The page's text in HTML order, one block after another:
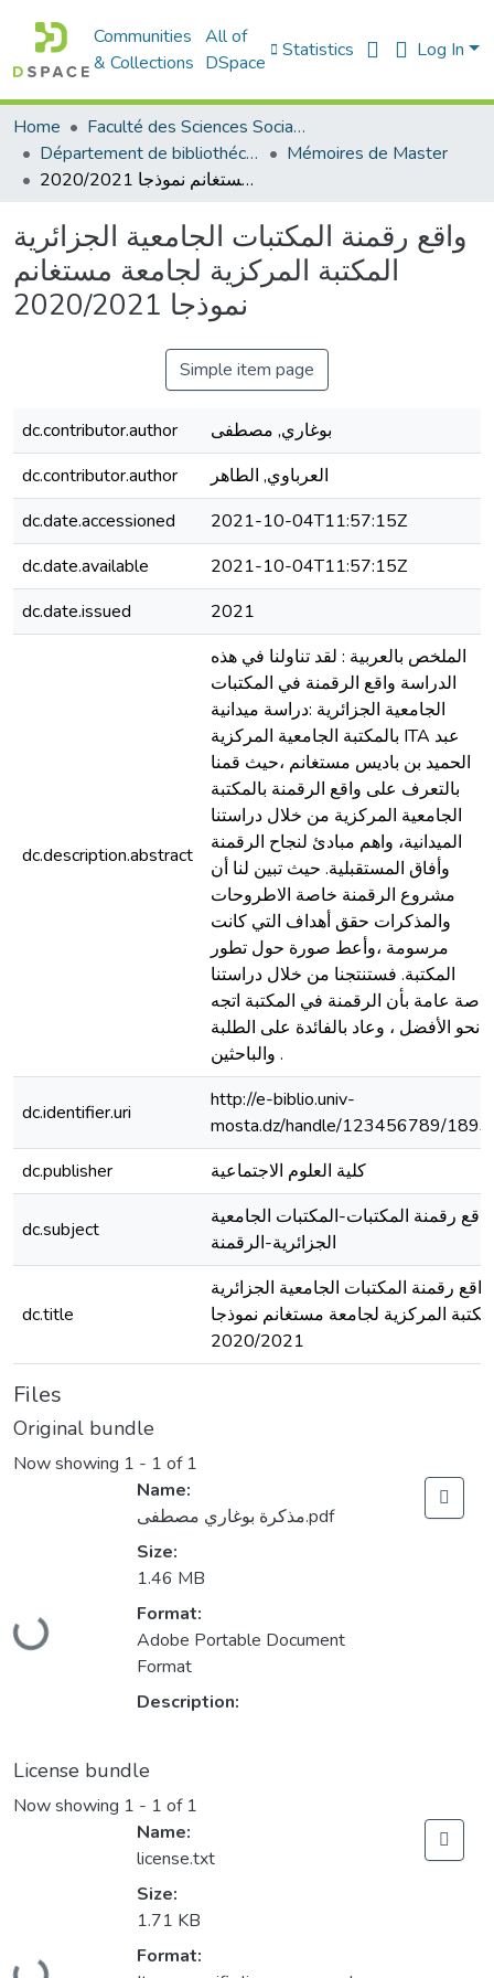
Communities
& Collections
All of
DSpace
Statistics Log In
Home
Faculté des Sciences Sociales
Département de bibliothéconomie
Mémoires de Master
واقع رقمنة المكتبات الجامعية الجزائرية المكتبة المركزية لجامعة مستغانم نموذجا 2020/2021
واقع رقمنة المكتبات الجامعية الجزائرية
المكتبة المركزية لجامعة مستغانم
نموذجا 2020/2021
Simple item page
dc.contributor.author
بوغاري, مصطفى
dc.contributor.author
العرباوي, الطاهر
dc.date.accessioned
2021-10-04T11:57:15Z
dc.date.available
2021-10-04T11:57:15Z
dc.date.issued
2021
dc.description.abstract
الملخص بالعربية : لقد تناولنا في هذه
الدراسة واقع الرقمنة في المكتبات
الجامعية الجزائرية :دراسة ميدانية
بالمكتبة الجامعية المركزية ITA عبد
الحميد بن باديس مستغانم ،حيث قمنا
بالتعرف على واقع الرقمنة بالمكتبة
الجامعية المركزية من خلال دراستنا
الميدانية، واهم مبادئ لنجاح الرقمنة
وأفاق المستقبلية. حيث تبين لنا أن
مشروع الرقمنة خاصة الاطروحات
والمذكرات حقق أهداف التي كانت
مرسومة ،وأعط صورة حول تطور
المكتبة. فستنتجنا من خلال دراستنا
عامة بأن الرقمنة في المكتبة اتجه
نحو الأفضل ، وعاد بالفائدة على الطلبة
والباحثين .
dc.identifier.uri
http://e-biblio.univ-
mosta.dz/handle/123456789/
dc.publisher
كلية العلوم الاجتماعية
dc.subject
واقع رقمنة المكتبات-المكتبات الجامعية
الجزائرية-الرقمنة
dc.title
واقع رقمنة المكتبات الجامعية الجزائرية
المركزية لجامعة مستغانم نموذجا
2020/2021
Files
Original bundle
Now showing 1 - 1 of 1
Loading...
Name:
مذكرة بوغاري مصطفى.pdf
Size:
1.46 MB
Format:
Adobe Portable Document
Format
Description:
License bundle
Now showing 1 - 1 of 1
Loading...
Name:
license.txt
Size:
1.71 KB
Format: